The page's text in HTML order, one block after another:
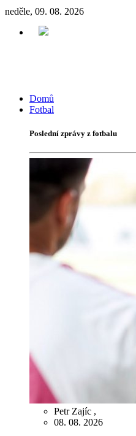
neděle, 09. 08. 2026
Domů
Fotbal
Poslední zprávy z fotbalu
Petr Zajíc ,
08. 08. 2026